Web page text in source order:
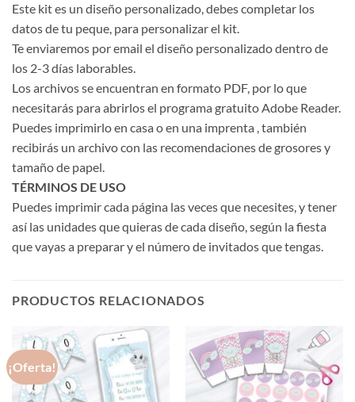
Este kit es un diseño personalizado, debes completar los
datos de tu peque, para personalizar el kit.
Te enviaremos por email el diseño personalizado dentro de
los 2-3 días laborables.
Los archivos se encuentran en formato PDF, por lo que
necesitarás para abrirlos el programa gratuito Adobe Reader.
Puedes imprimirlo en casa o en una imprenta , también
recibirás un archivo con las recomendaciones de grosores y
tamaño de papel.
TÉRMINOS DE USO
Puedes imprimir cada página las veces que necesites, y tener
así las unidades que quieras de cada diseño, según la fiesta
que vayas a preparar y el número de invitados que tengas.
PRODUCTOS RELACIONADOS
¡Oferta!